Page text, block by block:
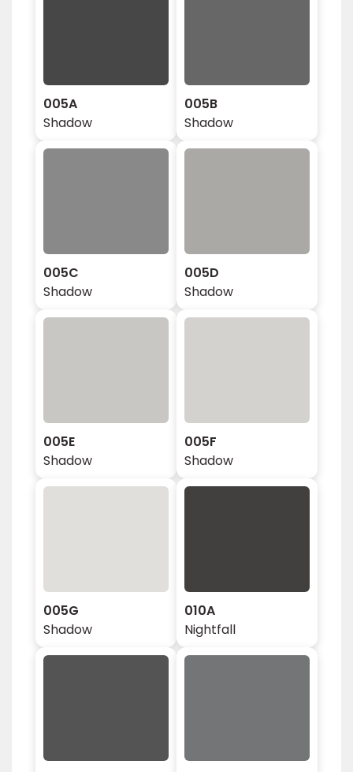
005A
Shadow
005B
Shadow
005C
Shadow
005D
Shadow
005E
Shadow
005F
Shadow
005G
Shadow
010A
Nightfall